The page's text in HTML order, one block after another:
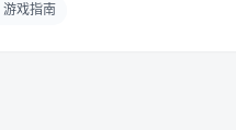
游戏指南